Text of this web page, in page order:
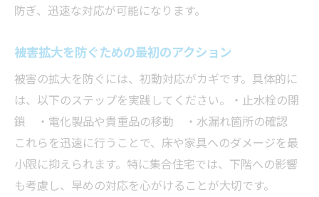
防ぎ、迅速な対応が可能になります。
被害拡大を防ぐための最初のアクション
被害の拡大を防ぐには、初動対応がカギです。具体的に
は、以下のステップを実践してください。・止水栓の閉
鎖 ・電化製品や貴重品の移動 ・水漏れ箇所の確認
これらを迅速に行うことで、床や家具へのダメージを最
小限に抑えられます。特に集合住宅では、下階への影響
も考慮し、早めの対応を心がけることが大切です。